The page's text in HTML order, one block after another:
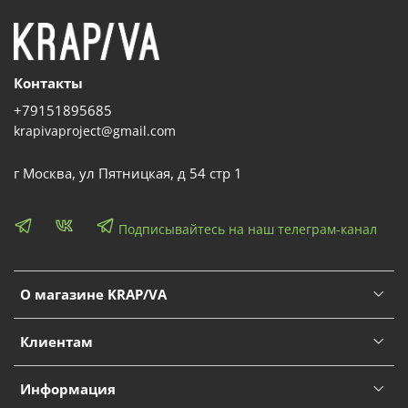
О магазине KRAP/VA
Клиентам
Информация
Контакты
+79151895685
krapivaproject@gmail.com
г Москва, ул Пятницкая, д 54 стр 1
Подписывайтесь на наш телеграм-канал